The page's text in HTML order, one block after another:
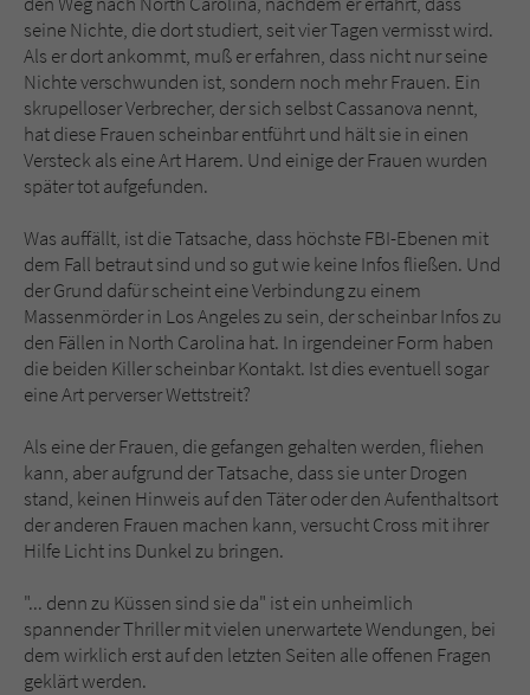
seine Nichte, die dort studiert, seit vier Tagen vermisst wird.
Als er dort ankommt, muß er erfahren, dass nicht nur seine
Nichte verschwunden ist, sondern noch mehr Frauen. Ein
skrupelloser Verbrecher, der sich selbst Cassanova nennt,
hat diese Frauen scheinbar entführt und hält sie in einen
Versteck als eine Art Harem. Und einige der Frauen wurden
später tot aufgefunden.
Was auffällt, ist die Tatsache, dass höchste FBI-Ebenen mit
dem Fall betraut sind und so gut wie keine Infos fließen. Und
der Grund dafür scheint eine Verbindung zu einem
Massenmörder in Los Angeles zu sein, der scheinbar Infos zu
den Fällen in North Carolina hat. In irgendeiner Form haben
die beiden Killer scheinbar Kontakt. Ist dies eventuell sogar
eine Art perverser Wettstreit?
Als eine der Frauen, die gefangen gehalten werden, fliehen
kann, aber aufgrund der Tatsache, dass sie unter Drogen
stand, keinen Hinweis auf den Täter oder den Aufenthaltsort
der anderen Frauen machen kann, versucht Cross mit ihrer
Hilfe Licht ins Dunkel zu bringen.
"... denn zu Küssen sind sie da" ist ein unheimlich
spannender Thriller mit vielen unerwartete Wendungen, bei
dem wirklich erst auf den letzten Seiten alle offenen Fragen
geklärt werden.
Sicherheitscode des Kontaktformulars zu
überprüfen.